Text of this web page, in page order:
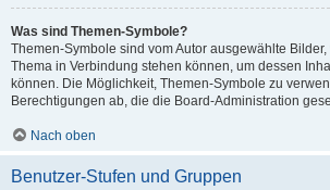
Was sind Themen-Symbole?
Themen-Symbole sind vom Autor ausgewählte
Thema in Verbindung stehen können, um dessen
können. Die Möglichkeit, Themen-Symbole zu
Berechtigungen ab, die die Board-Administration
Nach oben
Benutzer-Stufen und Gruppen